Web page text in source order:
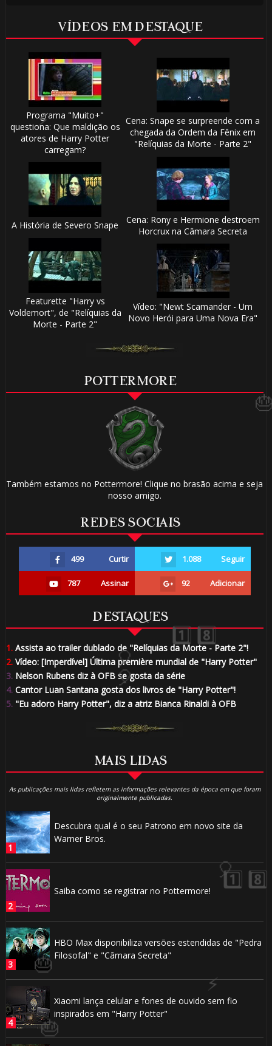
VÍDEOS EM DESTAQUE
Programa "Muito+"
questiona: Que maldição os
atores de Harry Potter
carregam?
Cena: Snape se surpreende com a
chegada da Ordem da Fênix em
"Relíquias da Morte - Parte 2"
A História de Severo Snape
Cena: Rony e Hermione destroem
Horcrux na Câmara Secreta
Featurette "Harry vs
Voldemort", de "Relíquias da
Morte - Parte 2"
Vídeo: "Newt Scamander - Um
Novo Herói para Uma Nova Era"
POTTERMORE
Também estamos no Pottermore! Clique no brasão acima e seja
nosso amigo.
REDES SOCIAIS
499 Curtir 1.088 Seguir
787 Assinar 92 Adicionar
DESTAQUES
1.Assista ao trailer dublado de "Relíquias da Morte - Parte 2"!
2.Vídeo: [Imperdível] Última première mundial de "Harry Potter"
3.Nelson Rubens diz à OFB se gosta da série
4.Cantor Luan Santana gosta dos livros de "Harry Potter"!
5."Eu adoro Harry Potter", diz a atriz Bianca Rinaldi à OFB
MAIS LIDAS
As publicações mais lidas refletem as informações relevantes da época em que foram
originalmente publicadas.
Descubra qual é o seu Patrono em novo site da
Warner Bros.
Saiba como se registrar no Pottermore!
HBO Max disponibiliza versões estendidas de "Pedra
Filosofal" e "Câmara Secreta"
Xiaomi lança celular e fones de ouvido sem fio
inspirados em "Harry Potter"
🎈
⚡
🎂
🎈
🎂
1️⃣ 8️⃣